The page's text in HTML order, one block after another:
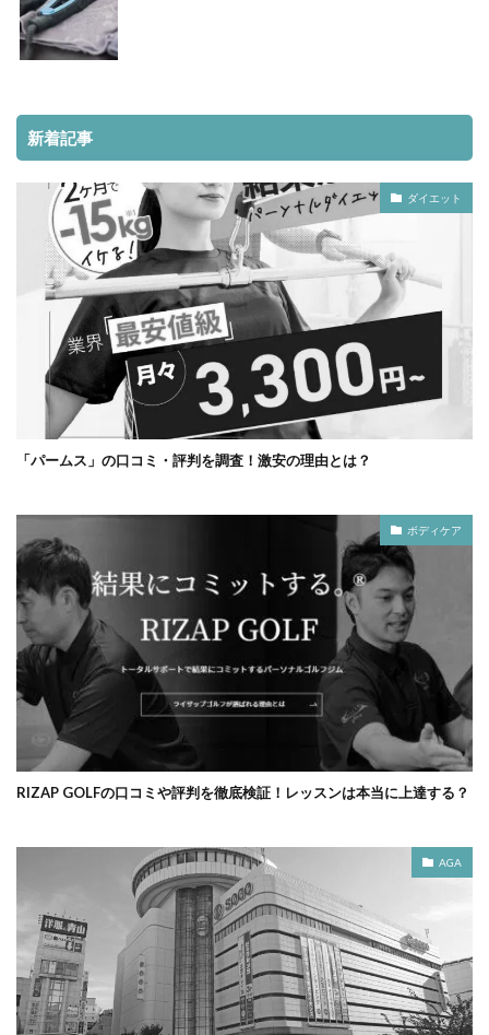
新着記事
ダイエット
「パームス」の口コミ・評判を調査！激安の理由とは？
ボディケア
RIZAP GOLFの口コミや評判を徹底検証！レッスンは本当に上達する？
AGA